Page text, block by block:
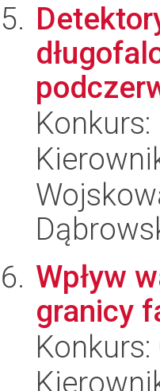
Konkurs:
Wpływ
granicy
Konkurs: